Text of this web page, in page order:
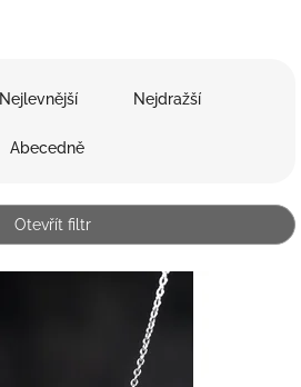
Nejlevnější Nejdražší
Abecedně
Otevřít filtr